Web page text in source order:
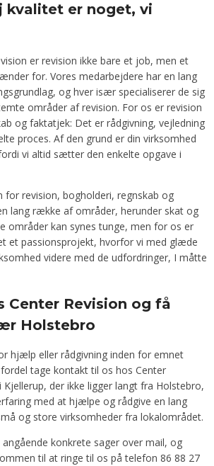
kvalitet er noget, vi
er revision ikke bare et job, men et
for. Vores medarbejdere har en lang
og hver især specialiserer de sig
områder af revision. For os er revision
og faktatjek: Det er rådgivning, vejledning
proces. Af den grund er din virksomhed
vi altid sætter den enkelte opgave i
for revision, bogholderi, regnskab og
lang række af områder, herunder skat og
områder kan synes tunge, men for os er
et passionsprojekt, hvorfor vi med glæde
videre med de udfordringer, I måtte
Center Revision og få
Holstebro
hjælp eller rådgivning inden for emnet
tage kontakt til os hos Center
Kjellerup, der ikke ligger langt fra Holstebro,
med at hjælpe og rådgive en lang
og store virksomheder fra lokalområdet.
konkrete sager over mail, og
til at ringe til os på telefon 86 88 27